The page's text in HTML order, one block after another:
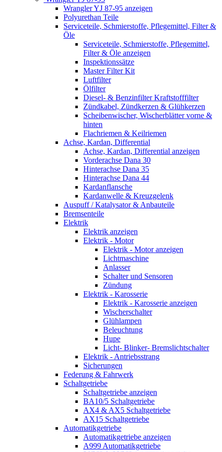
Wrangler YJ 87-95 anzeigen
Polyurethan Teile
Serviceteile, Schmierstoffe, Pflegemittel, Filter &
Öle
Serviceteile, Schmierstoffe, Pflegemittel,
Filter & Öle anzeigen
Inspektionssätze
Master Filter Kit
Luftfilter
Ölfilter
Diesel- & Benzinfilter Kraftstofffilter
Zündkabel, Zündkerzen & Glühkerzen
Scheibenwischer, Wischerblätter vorne &
hinten
Flachriemen & Keilriemen
Achse, Kardan, Differential
Achse, Kardan, Differential anzeigen
Vorderachse Dana 30
Hinterachse Dana 35
Hinterachse Dana 44
Kardanflansche
Kardanwelle & Kreuzgelenk
Auspuff / Katalysator & Anbauteile
Bremsenteile
Elektrik
Elektrik anzeigen
Elektrik - Motor
Elektrik - Motor anzeigen
Lichtmaschine
Anlasser
Schalter und Sensoren
Zündung
Elektrik - Karosserie
Elektrik - Karosserie anzeigen
Wischerschalter
Glühlampen
Beleuchtung
Hupe
Licht- Blinker- Bremslichtschalter
Elektrik - Antriebsstrang
Sicherungen
Federung & Fahrwerk
Schaltgetriebe
Schaltgetriebe anzeigen
BA10/5 Schaltgetriebe
AX4 & AX5 Schaltgetriebe
AX15 Schaltgetriebe
Automatikgetriebe
Automatikgetriebe anzeigen
A999 Automatikgetriebe